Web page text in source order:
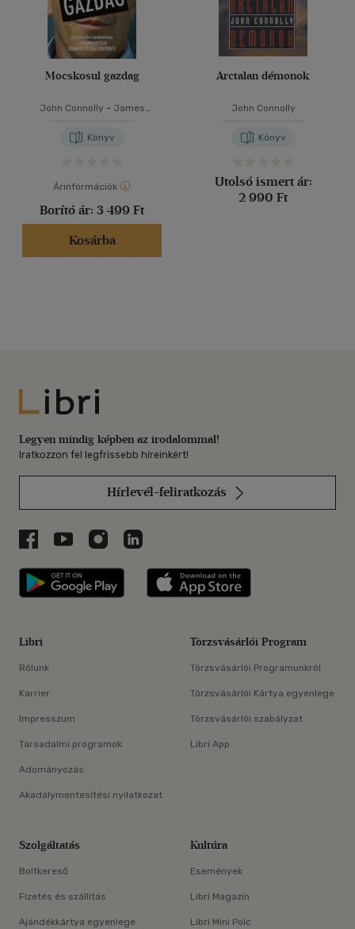
Mocskosul gazdag
John Connolly - James
Könyv
Árinformációk
Borító ár: 3 499 Ft
Kosárba
Arctalan démonok
John Connolly
Könyv
Utolsó ismert ár:
2 990 Ft
Libri
Legyen mindig képben az irodalommal!
Iratkozzon fel legfrissebb híreinkért!
Hírlevél-feliratkozás
Libri a Facebookon
Libri a Youtube-on
Libri az Instagramon
Libri a LinkedInen
Libri applikáció Szerezd meg: Google
Libri
Rólunk
Karrier
Impresszum
Társadalmi programok
Adományozás
Akadálymentesítési nyilatkozat
Törzsvásárlói Program
Törzsvásárlói Programunkról
Törzsvásárlói Kártya egyenlege
Törzsvásárlói szabályzat
Libri App
Szolgáltatás
Boltkereső
Fizetés és szállítás
Ajándékkártya egyenlege
Kultúra
Események
Libri Magazin
Libri Mini Polc